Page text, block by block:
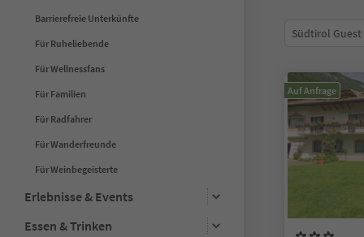
Barrierefreie Unterkünfte
Für Ruheliebende
Für Wellnessfans
Für Familien
Für Radfahrer
Für Wanderfreunde
Für Weinbegeisterte
Erlebnisse & Events
Essen & Trinken
Südtirol Guest
Auf Anfrage